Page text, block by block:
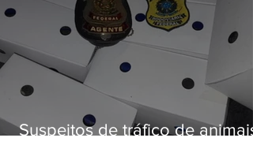
Suspeitos de tráfico de animais